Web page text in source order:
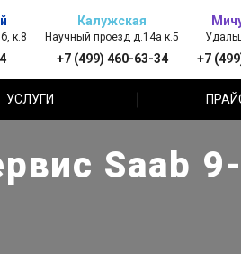
к.8
Калужская
Научный проезд д.14а к.5
+7 (499) 460-63-34 +7
УСЛУГИ
Saab